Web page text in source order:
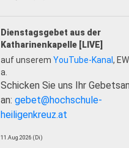
Dienstagsgebet aus der
Katharinenkapelle [LIVE]
auf unserem YouTube-Kanal,
a.
Schicken Sie uns Ihr
an: gebet@hochschule-
heiligenkreuz.at
11.Aug.2026 (Di)